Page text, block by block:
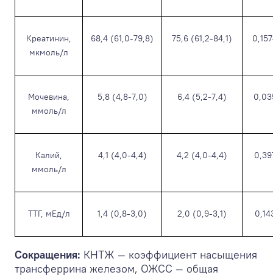
Креатинин,
мкмоль/л
68,4 (61,0-79,8) 75,6 (61,2-84,1)
Мочевина,
ммоль/л
5,8 (4,8-7,0) 6,4 (5,2-7,4)
Калий,
ммоль/л
4,1 (4,0-4,4) 4,2 (4,0-4,4)
ТТГ, мЕд/л 1,4 (0,8-3,0) 2,0 (0,9-3,1)
Сокращения: КНТЖ — коэффициент насыщения
трансферрина железом, ОЖСС — общая